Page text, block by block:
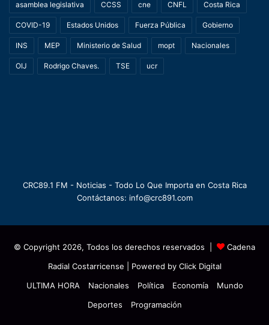
asamblea legislativa CCSS cne CNFL Costa Rica
COVID-19 Estados Unidos Fuerza Pública Gobierno
INS MEP Ministerio de Salud mopt Nacionales
OIJ Rodrigo Chaves. TSE ucr
CRC89.1 FM - Noticias - Todo Lo Que Importa en Costa Rica
Contáctanos: info@crc891.com
© Copyright 2026, Todos los derechos reservados |
Cadena
Radial Costarricense | Powered by Click Digital
ULTIMA HORA
Nacionales Política Economía
Mundo
Deportes
Programación